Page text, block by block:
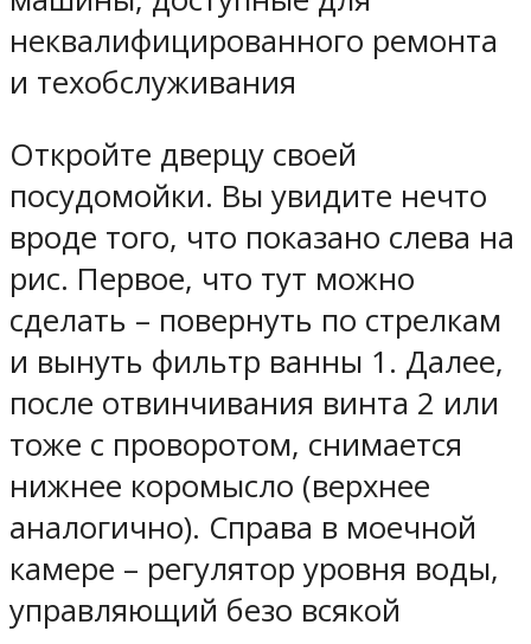
неквалифицированного ремонта
и техобслуживания
Откройте дверцу своей
посудомойки. Вы увидите нечто
вроде того, что показано слева на
рис. Первое, что тут можно
сделать – повернуть по стрелкам
и вынуть фильтр ванны 1. Далее,
после отвинчивания винта 2 или
тоже с проворотом, снимается
нижнее коромысло (верхнее
аналогично). Справа в моечной
камере – регулятор уровня воды,
управляющий безо всякой